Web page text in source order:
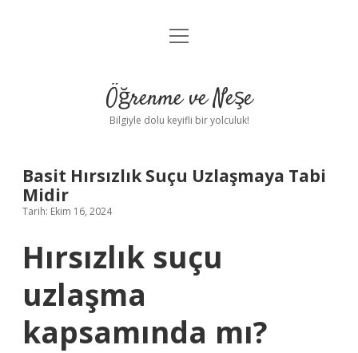
Anasayfa
Yasal Uyarı
menüyü
Öğrenme ve Neşe
Bilgiyle dolu keyifli bir yolculuk!
Basit Hırsızlık Suçu Uzlaşmaya Tabi
Midir
Tarih: Ekim 16, 2024
Hırsızlık suçu
uzlaşma
kapsamında mı?